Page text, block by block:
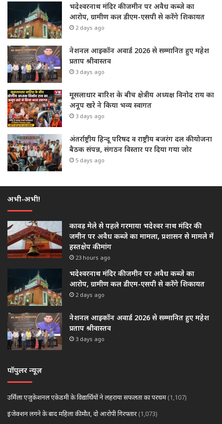
भदेश्वरनाथ मंदिर की जमीन पर अवैध कब्जे का
आरोप, ग्रामीण कल डीएम-एसपी से करेंगे शिकायत
2 days ago
नेशनल आइकॉन अवार्ड 2026 से सम्मानित हुए महेश
प्रताप श्रीवास्तव
3 days ago
मूसलाधार बारिश के बीच क्षेत्रीय अध्यक्ष विनोद राय का
अनूप खरे ने किया भव्य स्वागत
3 days ago
अंतर्राष्ट्रीय हिन्दू परिषद व राष्ट्रीय बजरंग दल की योजना
बैठक संपन्न, संगठन विस्तार पर दिया गया जोर
5 days ago
अभी-अभी!
कावड़ मेले से पहले गरमाया भदेश्वर नाथ मंदिर की
जमीन पर अवैध कब्जे का मामला, प्रशासन से मामले में
हस्तक्षेप की मांग
23 hours ago
भदेश्वरनाथ मंदिर की जमीन पर अवैध कब्जे का
आरोप, ग्रामीण कल डीएम-एसपी से करेंगे शिकायत
2 days ago
नेशनल आइकॉन अवार्ड 2026 से सम्मानित हुए महेश
प्रताप श्रीवास्तव
3 days ago
पॉपुलर न्यूज़
उर्मिला एजुकेशनल एकेडमी के विद्यार्थियों ने लहराया सफलता का परचम (1,107)
इंजेक्शन लगने के बाद महिला की मौत, दो आरोपी गिरफ्तार (1,073)